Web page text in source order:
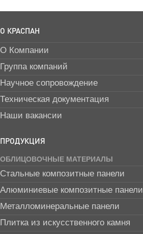
О КРАСПАН
О Компании
Группа компаний
Научное сопровождение
Техническая документация
Наши вакансии
ПРОДУКЦИЯ
ОБЛИЦОВОЧНЫЕ МАТЕРИАЛЫ
Стальные композитные панели
Алюминиевые композитные панели
Металломинеральные панели
Плитка из искусственного камня